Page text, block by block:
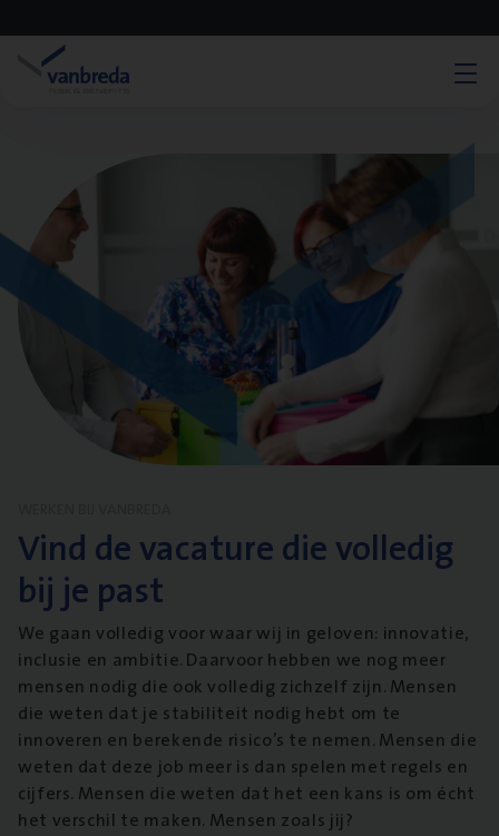
Vind de vacature die volledig
bij je past
We gaan volledig voor waar wij in geloven: innovatie,
inclusie en ambitie. Daarvoor hebben we nog meer
mensen nodig die ook volledig zichzelf zijn. Mensen
die weten dat je stabiliteit nodig hebt om te
innoveren en berekende risico’s te nemen. Mensen die
weten dat deze job meer is dan spelen met regels en
cijfers. Mensen die weten dat het een kans is om écht
het verschil te maken. Mensen zoals jij?